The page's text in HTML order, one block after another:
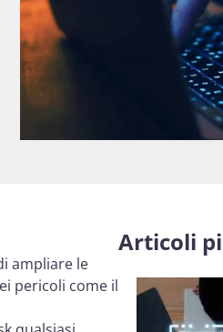
ampliare le
pericoli come il
Articoli